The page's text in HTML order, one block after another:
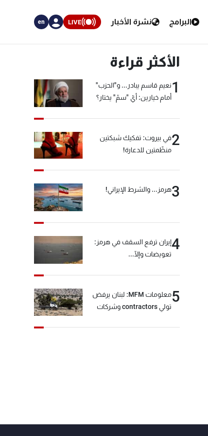
البرامج نشرة الأخبار LIVE
en
الأكثر قراءة
1نعيم قاسم يبادر... و"الحزب"
أمام خيارين: أيّ "سمّ" يختار؟
2في بيروت: تفكيك شبكتين
منظّمتين للدعارة!
3هرمز... والشرط الإيراني!
4إيران ترفع السقف في هرمز:
تعويضات وإلّا...
5
معلومات MFM: لبنان يرفض
تولي contractors وشركات